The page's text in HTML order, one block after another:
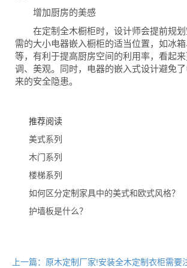
增加厨房的美感
在定制全木橱柜时，设计师会提前规划
需的大小电器嵌入橱柜的适当位置，如冰
等，有利于提高厨房空间的利用率，看起
调、美观。同时，电器的嵌入式设计避免
来的安全隐患。
推荐阅读
美式系列
木门系列
楼梯系列
如何区分定制家具中的美式和欧式风格？
护墙板是什么？
上一篇：原木定制厂家!安装全木定制衣柜需要